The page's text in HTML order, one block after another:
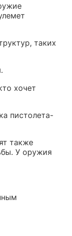
таких
хочет
пистолета-
также
У оружия